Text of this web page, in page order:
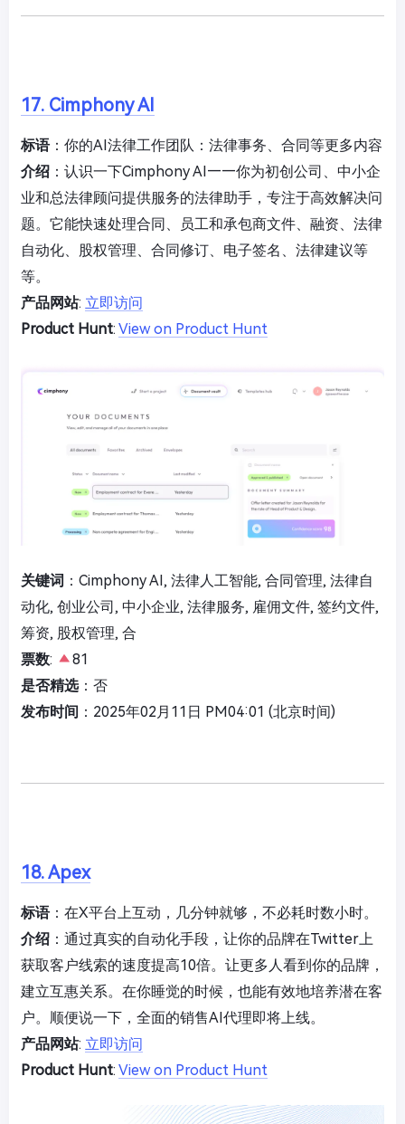
17. Cimphony AI
标语：你的AI法律工作团队：法律事务、合同等更多内容
介绍 ：认识一下Cimphony AI——你为初创公司、中小企
业和总法律顾问提供服务的法律助手，专注于高效解决问
题。它能快速处理合同、员工和承包商文件、融资、法律
自动化、股权管理、合同修订、电子签名、法律建议等
等。
产品网站: 立即访问
Product Hunt: View on Product Hunt
关键词 ：Cimphony AI, 法律人工智能, 合同管理, 法律自
动化, 创业公司, 中小企业, 法律服务, 雇佣文件, 签约文件,
筹资, 股权管理, 合
票数:
81
是否精选：否
发布时间 ：2025年02月11日 PM04:01 (北京时间)
18. Apex
标语：在X平台上互动，几分钟就够，不必耗时数小时。
介绍 ：通过真实的自动化手段，让你的品牌在Twitter上
获取客户线索的速度提高10倍。让更多人看到你的品牌，
建立互惠关系。在你睡觉的时候，也能有效地培养潜在客
户。顺便说一下，全面的销售AI代理即将上线。
产品网站: 立即访问
Product Hunt: View on Product Hunt